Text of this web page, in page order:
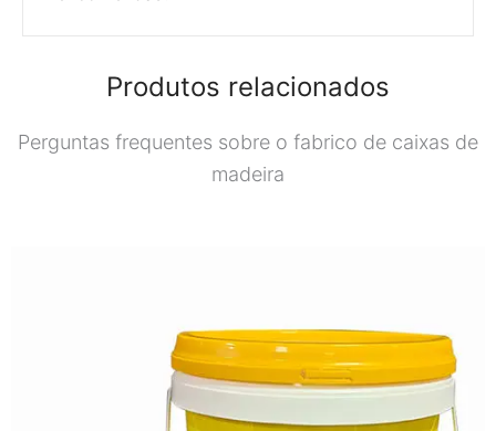
Produtos relacionados
Perguntas frequentes sobre o fabrico de caixas de
madeira